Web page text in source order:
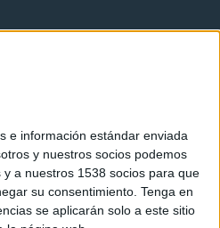
e información estándar enviada
y nuestros socios podemos
a nuestros 1538 socios para que
su consentimiento. Tenga en
se aplicarán solo a este sitio